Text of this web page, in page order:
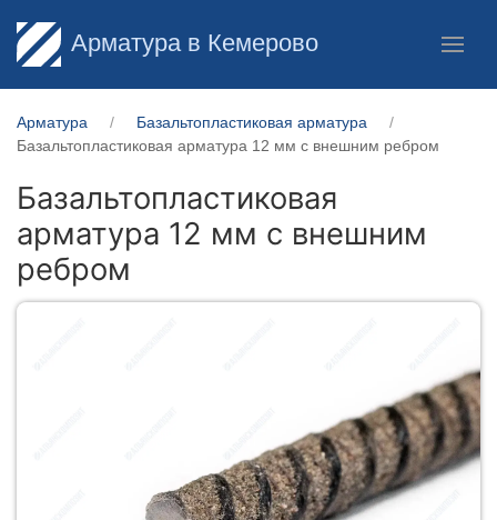
Арматура в Кемерово
Арматура
Базальтопластиковая арматура
Базальтопластиковая арматура 12 мм с внешним ребром
Базальтопластиковая
арматура 12 мм с внешним
ребром